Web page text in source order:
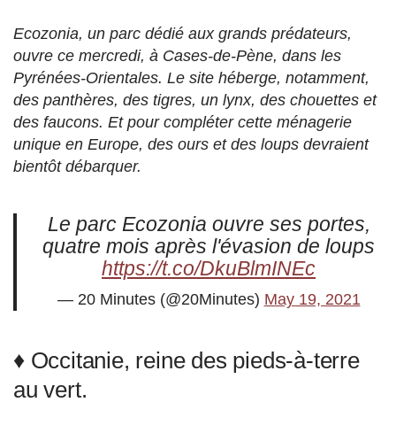
Ecozonia, un parc dédié aux grands prédateurs,
ouvre ce mercredi, à Cases-de-Pène, dans les
Pyrénées-Orientales. Le site héberge, notamment,
des panthères, des tigres, un lynx, des chouettes et
des faucons. Et pour compléter cette ménagerie
unique en Europe, des ours et des loups devraient
bientôt débarquer.
Le parc Ecozonia ouvre ses portes,
quatre mois après l'évasion de loups
https://t.co/DkuBlmINEc
— 20 Minutes (@20Minutes) May 19, 2021
♦ Occitanie, reine des pieds-à-terre
au vert.